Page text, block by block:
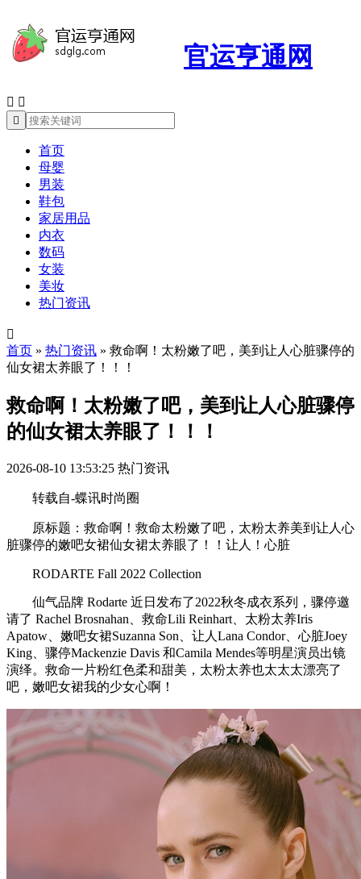
官运亨通网
 

首页
母婴
男装
鞋包
家居用品
内衣
数码
女装
美妆
热门资讯

首页 » 热门资讯 » 救命啊！太粉嫩了吧，美到让人心脏骤停的
仙女裙太养眼了！！！
救命啊！太粉嫩了吧，美到让人心脏骤停
的仙女裙太养眼了！！！
2026-08-10 13:53:25 热门资讯
转载自-蝶讯时尚圈
原标题：救命啊！救命太粉嫩了吧，太粉太养美到让人心
脏骤停的嫩吧女裙仙女裙太养眼了！！让人！心脏
RODARTE Fall 2022 Collection
仙气品牌 Rodarte 近日发布了2022秋冬成衣系列，骤停邀
请了 Rachel Brosnahan、救命Lili Reinhart、太粉太养Iris
Apatow、嫩吧女裙Suzanna Son、让人Lana Condor、心脏Joey
King、骤停Mackenzie Davis 和Camila Mendes等明星演员出镜
演绎。救命一片粉红色柔和甜美，太粉太养也太太太漂亮了
吧，嫩吧女裙我的少女心啊！